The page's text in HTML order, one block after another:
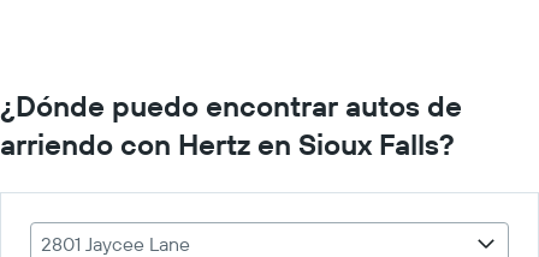
¿Dónde puedo encontrar autos de
arriendo con Hertz en Sioux Falls?
2801 Jaycee Lane